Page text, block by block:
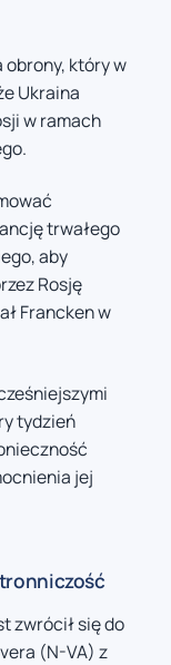
obrony, który w
Ukraina
w ramach
trwałego
aby
Rosję
Francken w
tydzień
jej
zwrócił się do
(N-VA) z